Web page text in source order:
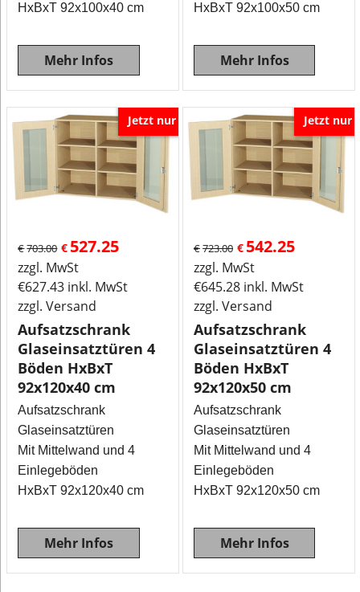
HxBxT 92x100x40 cm
Mehr Infos
HxBxT 92x100x50 cm
Mehr Infos
Jetzt nur
€703.00 € 527.25
zzgl. MwSt
€627.43 inkl. MwSt
zzgl. Versand
Aufsatzschrank
Glaseinsatztüren 4
Böden HxBxT
92x120x40 cm
Aufsatzschrank
Glaseinsatztüren
Mit Mittelwand und 4
Einlegeböden
HxBxT 92x120x40 cm
Mehr Infos
Jetzt nur
€723.00 € 542.25
zzgl. MwSt
€645.28 inkl. MwSt
zzgl. Versand
Aufsatzschrank
Glaseinsatztüren 4
Böden HxBxT
92x120x50 cm
Aufsatzschrank
Glaseinsatztüren
Mit Mittelwand und 4
Einlegeböden
HxBxT 92x120x50 cm
Mehr Infos